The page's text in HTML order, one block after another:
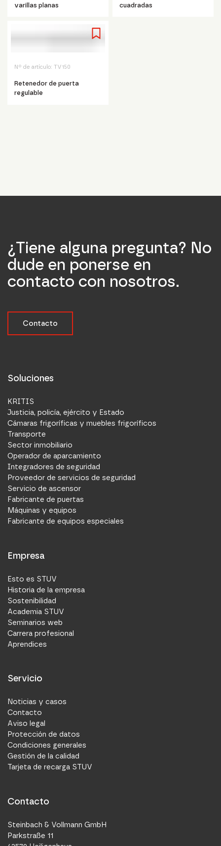
varillas planas
cuadradas
Nº de artículo: TV150
Retenedor de puerta
regulable
¿Tiene alguna pregunta? No
dude en ponerse en
contacto con nosotros.
Contacto
Soluciones
KRITIS
Justicia, policía, ejército y Estado
Cámaras frigoríficas y muebles frigoríficos
Transporte
Sector inmobiliario
Operador de aparcamiento
Integradores de seguridad
Proveedor de servicios de seguridad
Servicio de ascensor
Fabricante de puertas
Máquinas y equipos
Fabricante de equipos especiales
Empresa
Esto es STUV
Historia de la empresa
Sostenibilidad
Academia STUV
Seminarios web
Carrera profesional
Aprendices
Servicio
Noticias y casos
Contacto
Aviso legal
Protección de datos
Condiciones generales
Gestión de la calidad
Tarjeta de recarga STUV
Contacto
Steinbach & Vollmann GmbH
Parkstraße 11